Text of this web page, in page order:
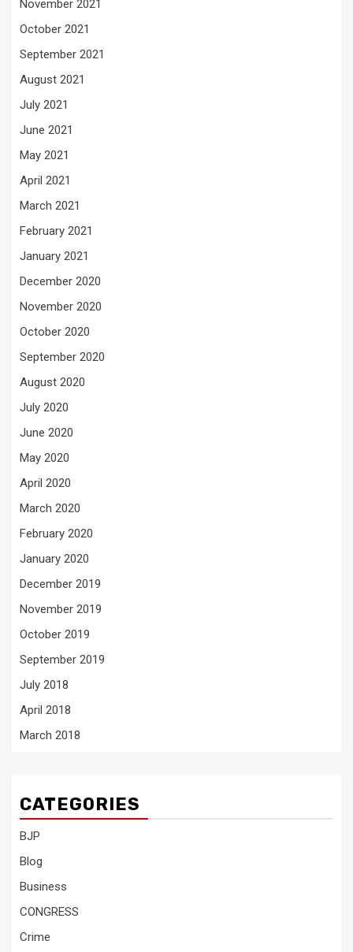
November 2021
October 2021
September 2021
August 2021
July 2021
June 2021
May 2021
April 2021
March 2021
February 2021
January 2021
December 2020
November 2020
October 2020
September 2020
August 2020
July 2020
June 2020
May 2020
April 2020
March 2020
February 2020
January 2020
December 2019
November 2019
October 2019
September 2019
July 2018
April 2018
March 2018
CATEGORIES
BJP
Blog
Business
CONGRESS
Crime